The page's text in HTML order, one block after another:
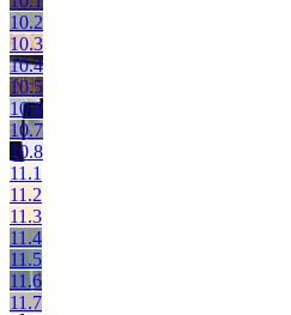
10.2
10.3
10.4
10.5
10.6
10.7
10.8
11.1
11.2
11.3
11.4
11.5
11.6
11.7